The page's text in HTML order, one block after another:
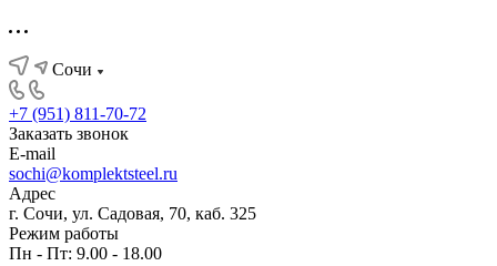
Сочи
+7 (951) 811-70-72
Заказать звонок
E-mail
sochi@komplektsteel.ru
Адрес
г. Сочи, ул. Садовая, 70, каб. 325
Режим работы
Пн - Пт: 9.00 - 18.00